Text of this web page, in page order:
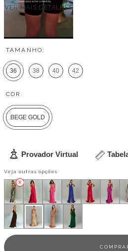
VER MAIS DETALHES
TAMANHO:
36 38 40 42
COR:
BEGE GOLD
Provador Virtual
Veja outras opções